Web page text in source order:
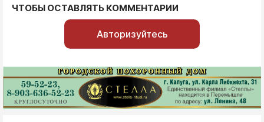
ЧТОБЫ ОСТАВЛЯТЬ КОММЕНТАРИИ
Авторизуйтесь